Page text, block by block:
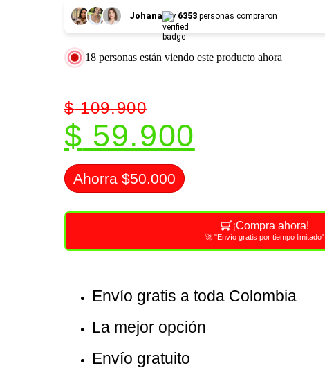
Johana y 6353 personas compraron
18 personas están viendo este producto ahora
$109.900
$ 59.900
Ahorra $50.000
¡Compra ahora!
🚀 "Envío gratis por tiempo limitado"
Envío gratis a toda Colombia
La mejor opción
Envío gratuito